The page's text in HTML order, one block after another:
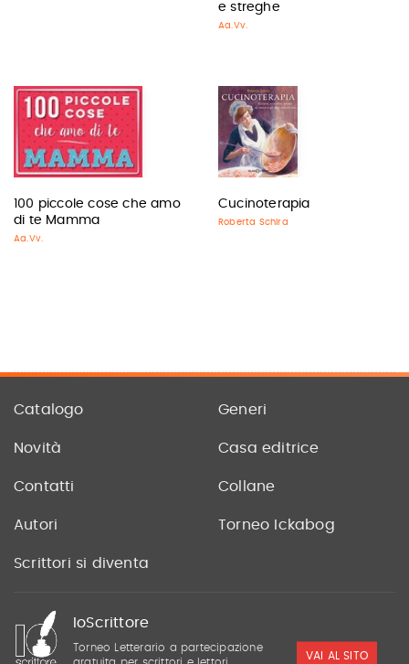
e streghe
Aa.Vv.
100 piccole cose che amo
di te Mamma
Aa.Vv.
Cucinoterapia
Roberta Schira
Catalogo Generi
Novità Casa editrice
Contatti Collane
Autori Torneo Ickabog
Scrittori si diventa
IoScrittore
Torneo Letterario a partecipazione
VAI AL SITO